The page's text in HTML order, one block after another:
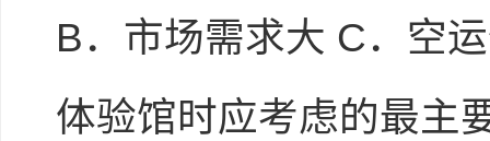
B．市场需求大 C．空
体验馆时应考虑的最主